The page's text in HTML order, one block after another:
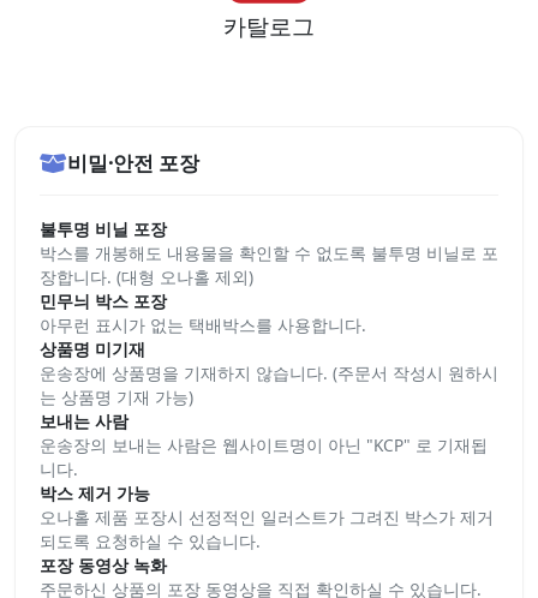
카탈로그
비밀·안전 포장
불투명 비닐 포장
박스를 개봉해도 내용물을 확인할 수 없도록 불투명 비닐로 포
장합니다. (대형 오나홀 제외)
민무늬 박스 포장
아무런 표시가 없는 택배박스를 사용합니다.
상품명 미기재
운송장에 상품명을 기재하지 않습니다. (주문서 작성시 원하시
는 상품명 기재 가능)
보내는 사람
운송장의 보내는 사람은 웹사이트명이 아닌 "KCP" 로 기재됩
니다.
박스 제거 가능
오나홀 제품 포장시 선정적인 일러스트가 그려진 박스가 제거
되도록 요청하실 수 있습니다.
포장 동영상 녹화
주문하신 상품의 포장 동영상을 직접 확인하실 수 있습니다.